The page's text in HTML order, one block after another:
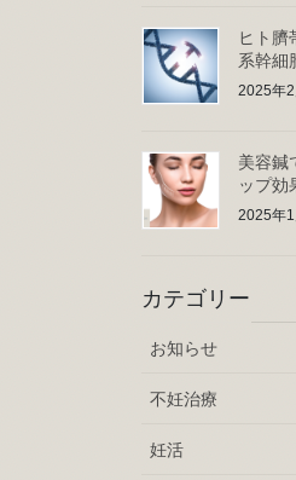
ヒト臍
系幹細
2025年
美容鍼
ップ効
2025年
カテゴリー
お知らせ
不妊治療
妊活